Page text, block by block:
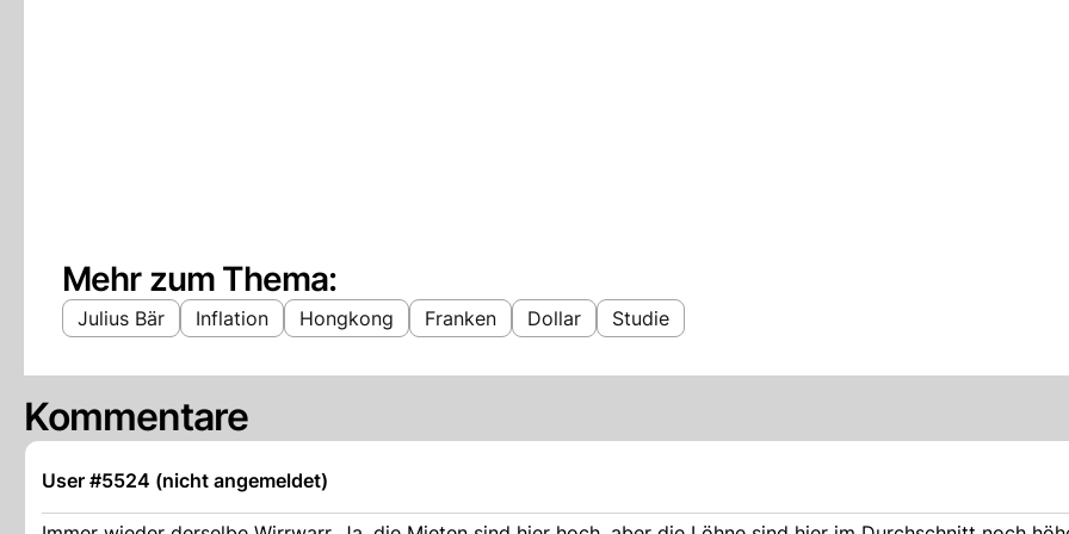
Mehr zum Thema:
Julius Bär Inflation Hongkong Franken Dollar Studie
Kommentare
User #5524 (nicht angemeldet)